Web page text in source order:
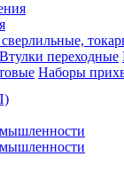
Втулки переходные
Наборы